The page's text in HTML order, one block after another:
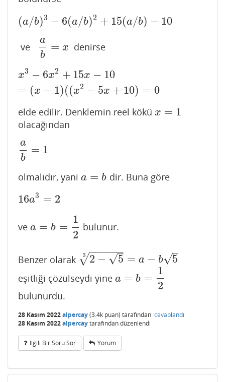
(a/b)3 − 6(a/b)2 + 15(a/b) − 10
(a /b) 3−6(a/b)2 +15(a/b)−10
ve
a
b
= x
ab =x denirse
x3 − 6x2 + 15x − 10
= (x − 1)((x2 − 5x + 10) = 0
x3−6 x2+15x− 10 =(x
elde edilir. Denklemin reel kökü x = 1
x= 1
olacağından
a
b
= 1
a b=1
olmalıdır, yani a = b
a=b dir. Buna göre
16a3 = 2
16a 3=2
ve a = b =
1
2
a=b= 1 2 bulunur.
Benzer olarak 2 − 5
–
√
− −
−−−−
√
3 = a − b 5
–
√
2−53 =a −b5
eşitliği çözülseydi yine a = b =
1
2
a=b= 1 2
bulunurdu.
28 Kasım 2022alpercay(3.4k puan) tarafından cevaplandı
28 Kasım 2022alpercaytarafındandüzenlendi
Ilgili Bir Soru Sor Yorum